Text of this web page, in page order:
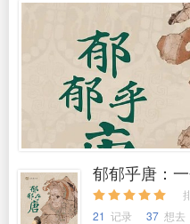
郁郁乎唐：
21 记录 37 想去